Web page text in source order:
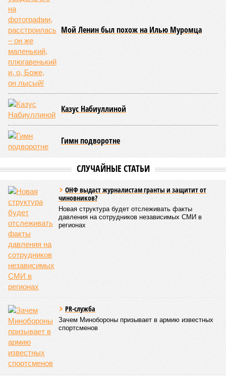
предположения исследователей. Например, одним из
признаков биологического старения является уменьшение
длины теломер (защитных «колпачков» на концах
хромосом) – такое можно исправить и заодно увеличить
продолжительность жизни.
Но первая и главная проблема, пишет издание Medical
News Today, в соматических мутациях. Это изменения в
генетическом коде любой клетки организма (кроме
сперматозоидов и яйцеклеток), которые являются
неизбежным следствием деления клеток и происходят на
протяжении всей нашей жизни. Иногда они возникают под
воздействием внешних факторов, условно таких как
ультрафиолет, а иногда… это просто случается. Просто
«потому что». И учёные до сих пор бьются над загадкой
может существовать в слегка изменённом виде. Другие же
приводят к катастрофическим изменениям внутри неё – и
она погибает.
«У 80-летнего человека в типичной клетке
присутствуют тысячи соматических мутаций. У
организма нет механики, которая позволила бы ему
вернуться и исправить повреждения, уже записанные в
геноме,– рассказывает
медицинской школы Гроссмана при Нью-Йоркском
университете.
накопившиеся повреждения снижают эффективность
работы клетки, а в некоторых случаях создают
предпосылки для развития рака»
какие бы антивозрастные процедуры вы ни проводили, как
бы ни пытались замедлить старение, устраняя его
причины, всё равно ничего не выйдет – мутации возьмут
своё.
Цифры